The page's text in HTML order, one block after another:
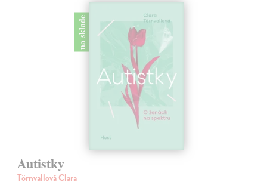
na sklade
Autistky
Törnvallová Clara